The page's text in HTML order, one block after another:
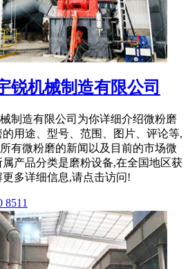
锐机械制造有限公司
制造有限公司为你详细介绍微粉磨
用途、型号、范围、图片、评论等,
有微粉磨的新闻以及目前的市场微
产品分类是磨粉设备,在全国地区获
多详细信息,请点击访问!
8511